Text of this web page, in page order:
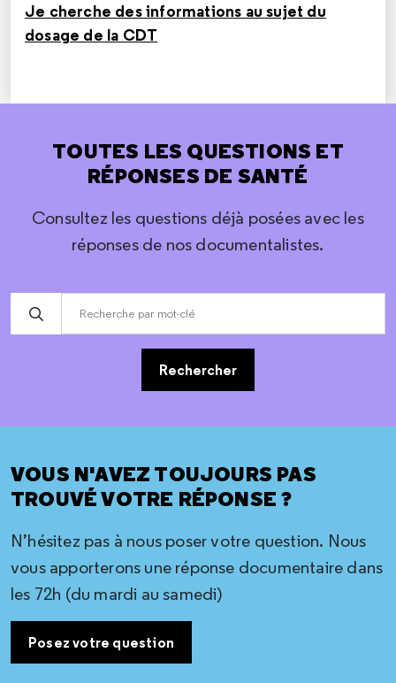
Je cherche des informations au sujet du
dosage de la CDT
TOUTES LES QUESTIONS ET
RÉPONSES DE SANTÉ
Consultez les questions déjà posées avec les
réponses de nos documentalistes.
Rechercher
VOUS N'AVEZ TOUJOURS PAS
TROUVÉ VOTRE RÉPONSE ?
N’hésitez pas à nous poser votre question. Nous
vous apporterons une réponse documentaire dans
les 72h (du mardi au samedi)
Posez votre question